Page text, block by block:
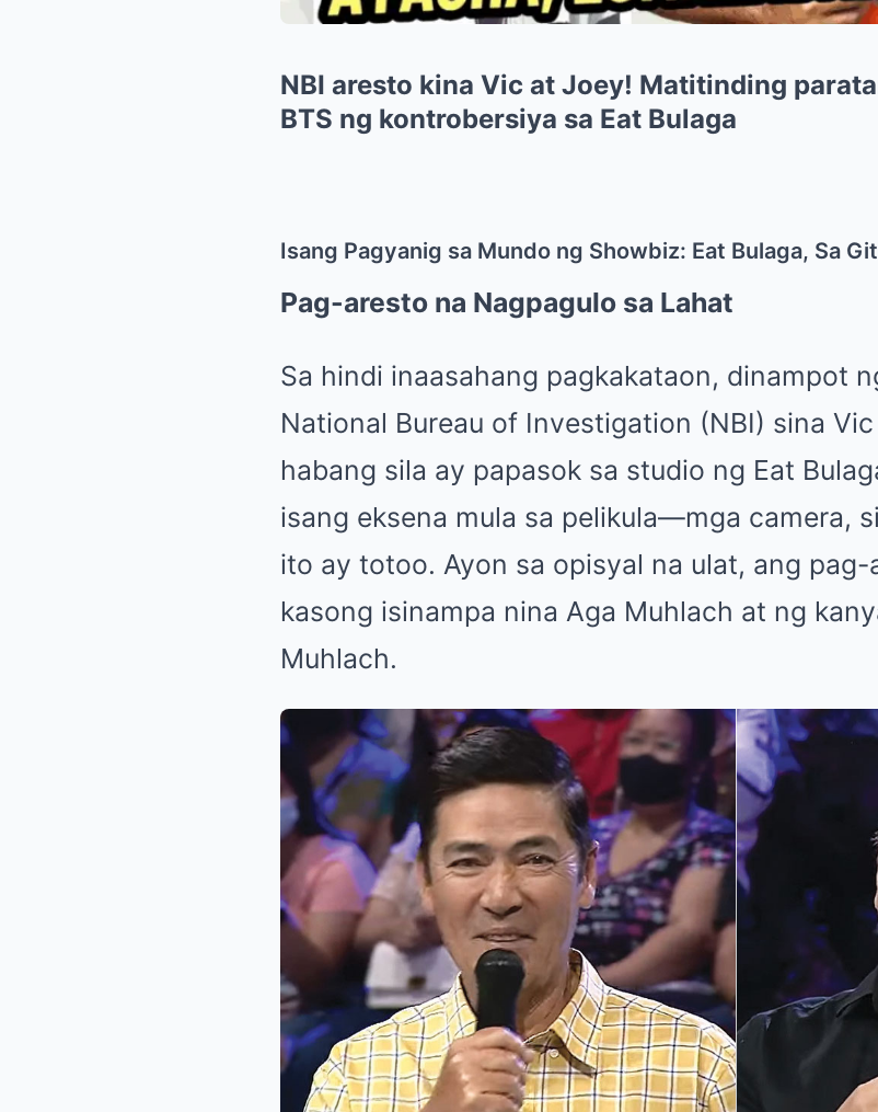
NBI aresto kina Vic at Joey! Matitinding
BTS ng kontrobersiya sa Eat Bulaga
Isang Pagyanig sa Mundo ng Showbiz: Eat Bulaga, Sa
Pag-aresto na Nagpagulo sa Lahat
Sa hindi inaasahang pagkakataon, dinampot
National Bureau of Investigation (NBI) sina
habang sila ay papasok sa studio ng Eat
isang eksena mula sa pelikula—mga camera,
ito ay totoo. Ayon sa opisyal na ulat, ang
kasong isinampa nina Aga Muhlach at ng
Muhlach.